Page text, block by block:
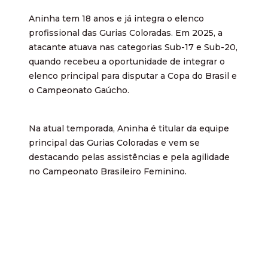
Aninha tem 18 anos e já integra o elenco
profissional das Gurias Coloradas. Em 2025, a
atacante atuava nas categorias Sub-17 e Sub-20,
quando recebeu a oportunidade de integrar o
elenco principal para disputar a Copa do Brasil e
o Campeonato Gaúcho.
Na atual temporada, Aninha é titular da equipe
principal das Gurias Coloradas e vem se
destacando pelas assistências e pela agilidade
no Campeonato Brasileiro Feminino.